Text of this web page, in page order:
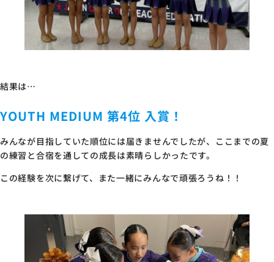
結果は…
YOUTH MEDIUM 第4位 入賞！
みんなが目指していた順位には届きませんでしたが、ここまでの夏
の練習と合宿を通しての成長は素晴らしかったです。
この経験を次に繋げて、また一緒にみんなで頑張ろうね！！